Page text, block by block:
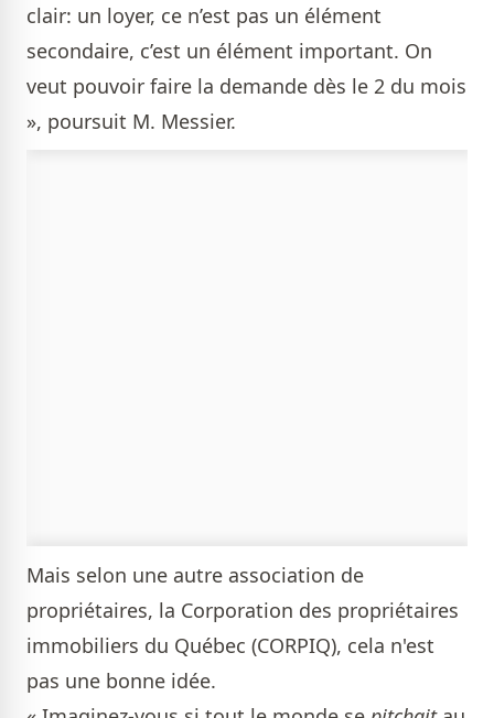
clair: un loyer, ce n’est pas un élément
secondaire, c’est un élément important. On
veut pouvoir faire la demande dès le 2 du mois
», poursuit M. Messier.
Mais selon une autre association de
propriétaires, la Corporation des propriétaires
immobiliers du Québec (CORPIQ), cela n'est
pas une bonne idée.